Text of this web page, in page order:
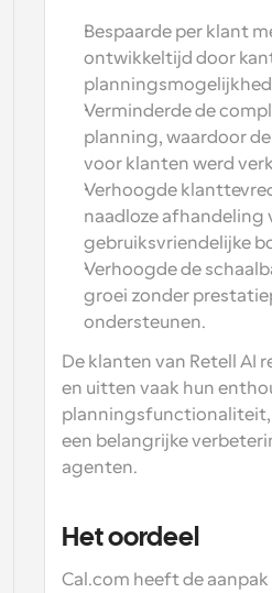
Bespaarde per klant
ontwikkeltijd door
Verminderde de
planning, waardoor
voor klanten werd
Verhoogde
naadloze afhandeling
gebruiksvriendelijke
Verhoogde de
groei zonder
ondersteunen.
De klanten van Retell AI
en uitten vaak hun
planningsfunctionaliteit,
een belangrijke
agenten.
Het oordeel
Cal.com heeft de